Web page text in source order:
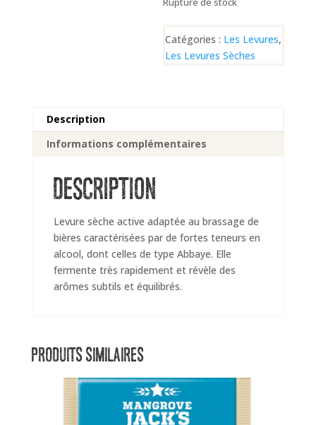
Catégories : Les Levures,
Les Levures Sèches
Description
Informations complémentaires
DESCRIPTION
Levure sèche active adaptée au brassage de
bières caractérisées par de fortes teneurs en
alcool, dont celles de type Abbaye. Elle
fermente très rapidement et révèle des
arômes subtils et équilibrés.
PRODUITS SIMILAIRES